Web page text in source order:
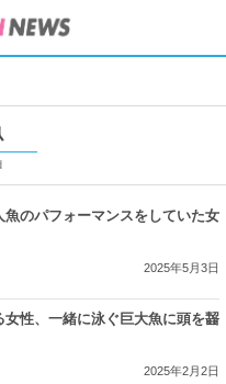
魚のパフォーマンスをしていた女
2025年5月3日
女性、一緒に泳ぐ巨大魚に頭を齧
2025年2月2日